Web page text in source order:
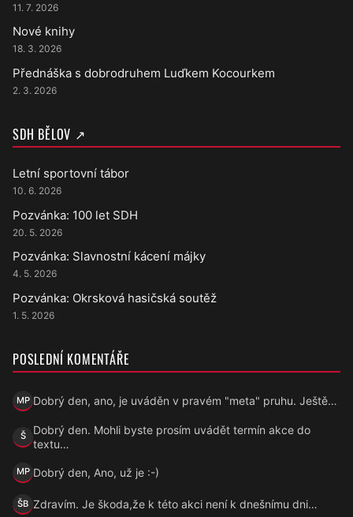
11. 7. 2026
Nové knihy
18. 3. 2026
Přednáška s dobrodruhem Luďkem Kocourkem
2. 3. 2026
SDH BĚLOV ↗
Letní sportovní tábor
10. 6. 2026
Pozvánka: 100 let SDH
20. 5. 2026
Pozvánka: Slavnostní kácení májky
4. 5. 2026
Pozvánka: Okrsková hasičská soutěž
1. 5. 2026
POSLEDNÍ KOMENTÁŘE
MP
Marek Přecechtěl
Dobrý den, ano, je uváděn v pravém "meta" pruhu. Ještě…
ŠŠárka
Dobrý den. Mohli byste prosím uvádět termín akce do
textu…
MPMarek Přecechtěl
Dobrý den, Ano, už je :-)
ŠBŠárka B.
Zdravím. Je škoda,že k této akci není k dnešnímu dni…